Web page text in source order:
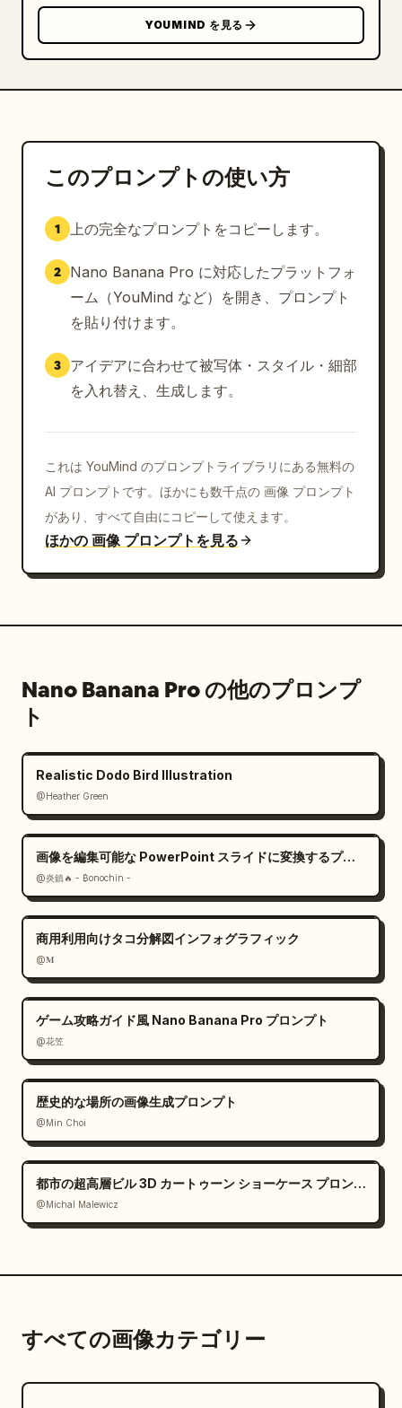
YOUMIND を見る
このプロンプトの使い方
1 上の完全なプロンプトをコピーします。
2
Nano Banana Pro に対応したプラットフォ
ーム（YouMind など）を開き、プロンプト
を貼り付けます。
3
アイデアに合わせて被写体・スタイル・細部
を入れ替え、生成します。
これは YouMind のプロンプトライブラリにある無料の
AI プロンプトです。ほかにも数千点の 画像 プロンプト
があり、すべて自由にコピーして使えます。
ほかの 画像 プロンプトを見る
Nano Banana Pro の他のプロンプ
ト
Realistic Dodo Bird Illustration
@Heather Green
画像を編集可能な PowerPoint スライドに変換するプロンプト
@炎鎮🔥 - ₿onochin -
商用利用向けタコ分解図インフォグラフィック
@𝐌
ゲーム攻略ガイド風 Nano Banana Pro プロンプト
@花笠
歴史的な場所の画像生成プロンプト
@Min Choi
都市の超高層ビル 3D カートゥーン ショーケース プロンプト
@Michal Malewicz
すべての画像カテゴリー